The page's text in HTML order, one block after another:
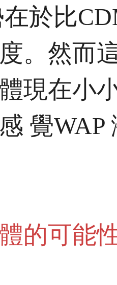
於比
。然而
現在小
覺
的可能